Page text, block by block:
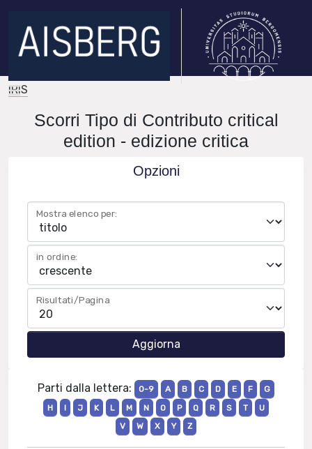
IRIS
Scorri Tipo di Contributo critical
edition - edizione critica
Opzioni
Mostra elenco per:
in ordine:
Risultati/Pagina
Parti dalla lettera: 0-9 A B C D E F
G
H
I J K L M N O P Q R S T
U
V
W X Y Z